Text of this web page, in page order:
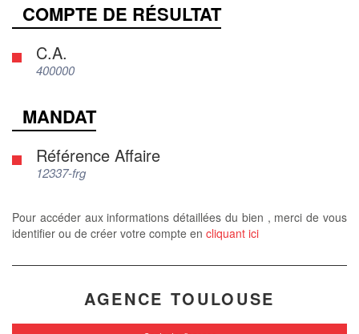
COMPTE DE RÉSULTAT
C.A.
400000
MANDAT
Référence Affaire
12337-frg
Pour accéder aux informations détaillées du bien , merci de vous
identifier ou de créer votre compte en cliquant ici
AGENCE TOULOUSE